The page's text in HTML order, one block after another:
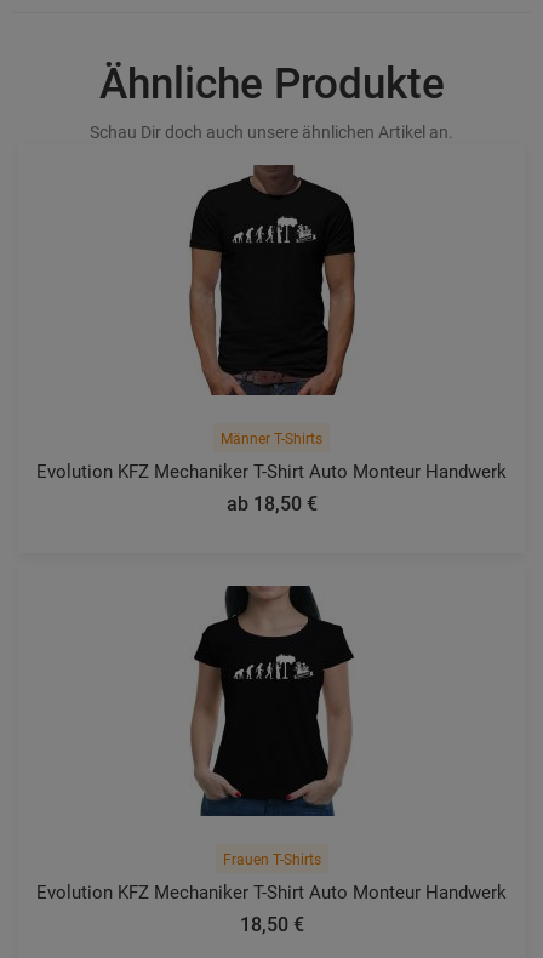
Ähnliche Produkte
Schau Dir doch auch unsere ähnlichen Artikel an.
Männer T-Shirts
Evolution KFZ Mechaniker T-Shirt Auto Monteur Handwerk
ab 18,50 €
Frauen T-Shirts
Evolution KFZ Mechaniker T-Shirt Auto Monteur Handwerk
18,50 €